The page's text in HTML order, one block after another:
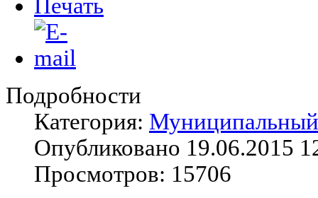
Подробности
Категория: Муниципальный
Опубликовано 19.06.2015
Просмотров: 15706